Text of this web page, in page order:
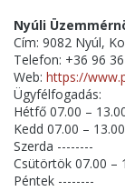
Nyúli
Cím: 9082 Nyúl,
Telefon: +36 96
Web: https://
Ügyfélfogadás:
Hétfő 07.00 –
Kedd 07.00 – 13.00
Szerda --------
Csütörtök 07.00 –
Péntek --------